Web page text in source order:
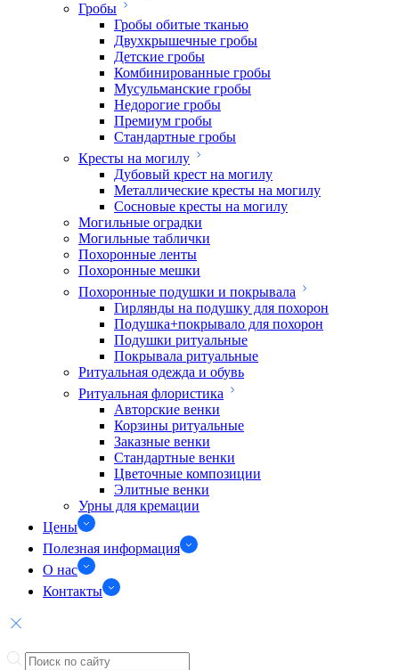
Гробы
Гробы обитые тканью
Двухкрышечные гробы
Детские гробы
Комбинированные гробы
Мусульманские гробы
Недорогие гробы
Премиум гробы
Стандартные гробы
Кресты на могилу
Дубовый крест на могилу
Металлические кресты на могилу
Сосновые кресты на могилу
Могильные оградки
Могильные таблички
Похоронные ленты
Похоронные мешки
Похоронные подушки и покрывала
Гирлянды на подушку для похорон
Подушка+покрывало для похорон
Подушки ритуальные
Покрывала ритуальные
Ритуальная одежда и обувь
Ритуальная флористика
Авторские венки
Корзины ритуальные
Заказные венки
Стандартные венки
Цветочные композиции
Элитные венки
Урны для кремации
Цены
Полезная информация
О нас
Контакты